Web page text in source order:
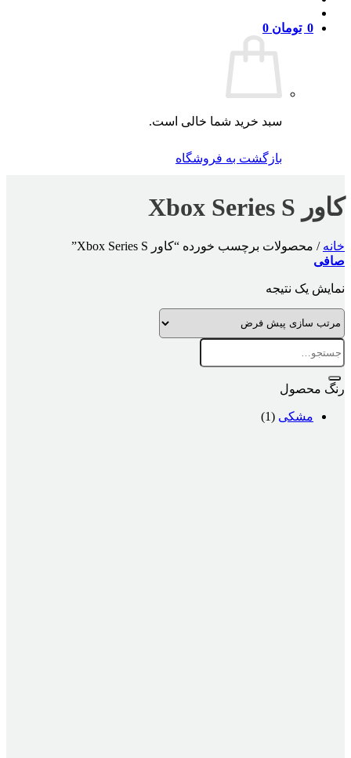
0 تومان 0
سبد خرید شما خالی است.
بازگشت به فروشگاه
کاور Xbox Series S
خانه / محصولات برچسب خورده “کاور Xbox Series S”
صافی
نمایش یک نتیجه
جستجو
برای:
رنگ محصول
مشکی (1)